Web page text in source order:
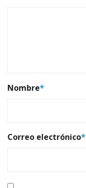
Nombre*
Correo electrónico*